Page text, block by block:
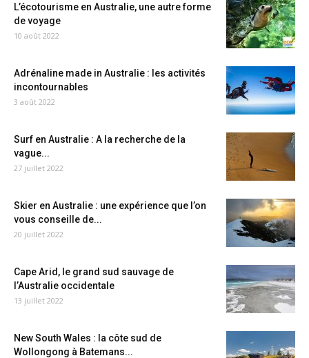
L’écotourisme en Australie, une autre forme
de voyage
10 août 2022
Adrénaline made in Australie : les activités
incontournables
3 août 2022
Surf en Australie : A la recherche de la
vague...
27 juillet 2022
Skier en Australie : une expérience que l’on
vous conseille de...
20 juillet 2022
Cape Arid, le grand sud sauvage de
l’Australie occidentale
13 juillet 2022
New South Wales : la côte sud de
Wollongong à Batemans...